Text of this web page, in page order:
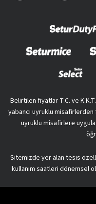
Belirtilen fiyatlar T.C. ve
yabancı uyruklu
uyruklu misafirlere
Sitemizde yer alan tesis
kullanım saatleri dönemsel